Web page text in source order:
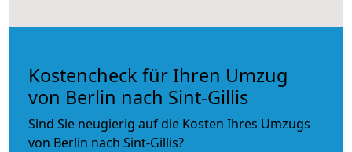
Kostencheck für Ihren Umzug
von Berlin nach Sint-Gillis
Sind Sie neugierig auf die Kosten Ihres Umzugs
von Berlin nach Sint-Gillis?